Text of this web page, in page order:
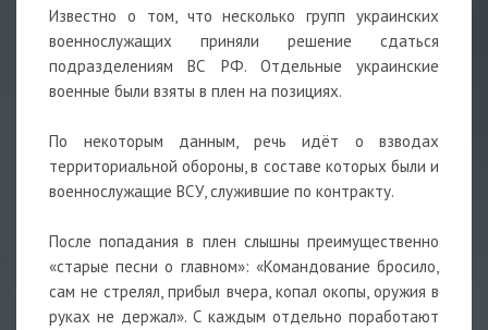
Известно о том, что несколько групп украинских
военнослужащих приняли решение сдаться
подразделениям ВС РФ. Отдельные украинские
военные были взяты в плен на позициях.
По некоторым данным, речь идёт о взводах
территориальной обороны, в составе которых были и
военнослужащие ВСУ, служившие по контракту.
После попадания в плен слышны преимущественно
«старые песни о главном»: «Командование бросило,
сам не стрелял, прибыл вчера, копал окопы, оружия в
руках не держал». С каждым отдельно поработают